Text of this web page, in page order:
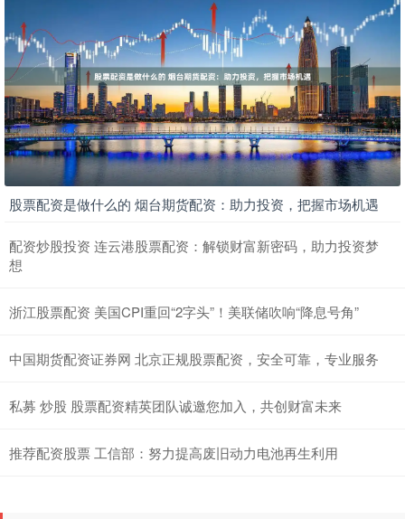
股票配资是做什么的 烟台期货配资：助力投资，把握市场机遇
配资炒股投资 连云港股票配资：解锁财富新密码，助力投资梦
想
浙江股票配资 美国CPI重回“2字头”！美联储吹响“降息号角”
中国期货配资证券网 北京正规股票配资，安全可靠，专业服务
私募 炒股 股票配资精英团队诚邀您加入，共创财富未来
推荐配资股票 工信部：努力提高废旧动力电池再生利用